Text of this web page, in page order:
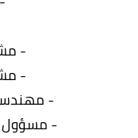
-
-
-
- مسؤول